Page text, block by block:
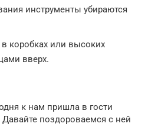
инструменты убираются
коробках или высоких
вверх.
к нам пришла в гости
Давайте поздороваемся с ней